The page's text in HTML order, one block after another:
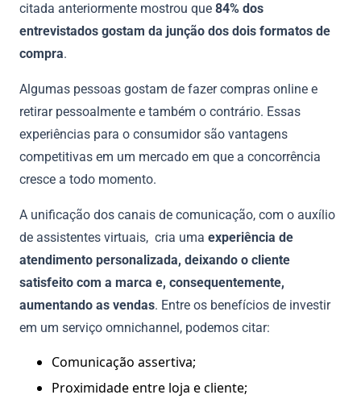
citada anteriormente mostrou que 84% dos
entrevistados gostam da junção dos dois formatos de
compra.
Algumas pessoas gostam de fazer compras online e
retirar pessoalmente e também o contrário. Essas
experiências para o consumidor são vantagens
competitivas em um mercado em que a concorrência
cresce a todo momento.
A unificação dos canais de comunicação, com o auxílio
de assistentes virtuais, cria uma experiência de
atendimento personalizada, deixando o cliente
satisfeito com a marca e, consequentemente,
aumentando as vendas. Entre os benefícios de investir
em um serviço omnichannel, podemos citar:
Comunicação assertiva;
Proximidade entre loja e cliente;